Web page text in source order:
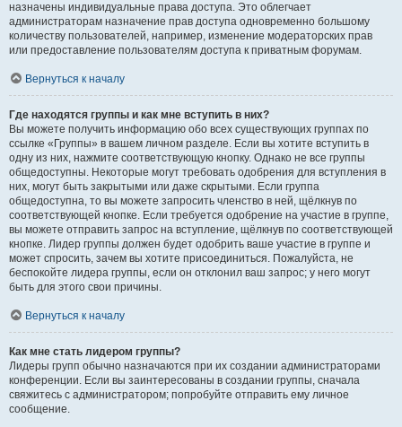
назначены индивидуальные права доступа. Это облегчает
администраторам назначение прав доступа одновременно большому
количеству пользователей, например, изменение модераторских прав
или предоставление пользователям доступа к приватным форумам.
Вернуться к началу
Где находятся группы и как мне вступить в них?
Вы можете получить информацию обо всех существующих группах по
ссылке «Группы» в вашем личном разделе. Если вы хотите вступить в
одну из них, нажмите соответствующую кнопку. Однако не все группы
общедоступны. Некоторые могут требовать одобрения для вступления в
них, могут быть закрытыми или даже скрытыми. Если группа
общедоступна, то вы можете запросить членство в ней, щёлкнув по
соответствующей кнопке. Если требуется одобрение на участие в группе,
вы можете отправить запрос на вступление, щёлкнув по соответствующей
кнопке. Лидер группы должен будет одобрить ваше участие в группе и
может спросить, зачем вы хотите присоединиться. Пожалуйста, не
беспокойте лидера группы, если он отклонил ваш запрос; у него могут
быть для этого свои причины.
Вернуться к началу
Как мне стать лидером группы?
Лидеры групп обычно назначаются при их создании администраторами
конференции. Если вы заинтересованы в создании группы, сначала
свяжитесь с администратором; попробуйте отправить ему личное
сообщение.